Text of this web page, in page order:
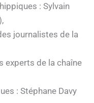
: Sylvain
journalistes de la
experts de la chaîne
: Stéphane Davy